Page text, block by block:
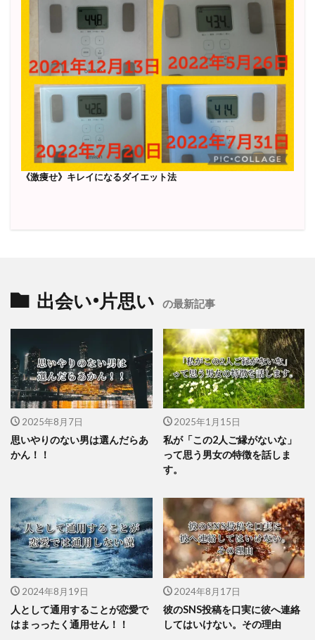
《激痩せ》キレイになるダイエット法
出会い•片思い の最新記事
2025年8月7日
思いやりのない男は選んだらあ
かん！！
2025年1月15日
私が「この2人ご縁がないな」
って思う男女の特徴を話しま
す。
2024年8月19日
人として通用することが恋愛で
はまっったく通用せん！！
2024年8月17日
彼のSNS投稿を口実に彼へ連絡
してはいけない。その理由